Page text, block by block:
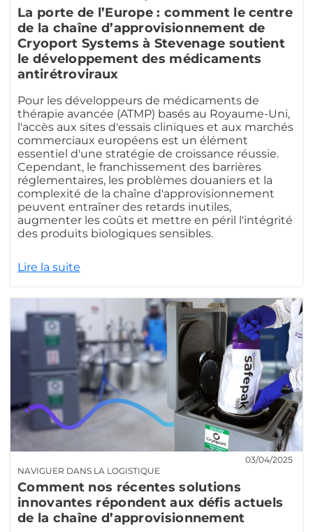
La porte de l’Europe : comment le centre
de la chaîne d’approvisionnement de
Cryoport Systems à Stevenage soutient
le développement des médicaments
antirétroviraux
Pour les développeurs de médicaments de
thérapie avancée (ATMP) basés au Royaume-Uni,
l'accès aux sites d'essais cliniques et aux marchés
commerciaux européens est un élément
essentiel d'une stratégie de croissance réussie.
Cependant, le franchissement des barrières
réglementaires, les problèmes douaniers et la
complexité de la chaîne d'approvisionnement
peuvent entraîner des retards inutiles,
augmenter les coûts et mettre en péril l'intégrité
des produits biologiques sensibles.
Lire la suite
NAVIGUER DANS LA LOGISTIQUE
03/04/2025
Comment nos récentes solutions
innovantes répondent aux défis actuels
de la chaîne d’approvisionnement